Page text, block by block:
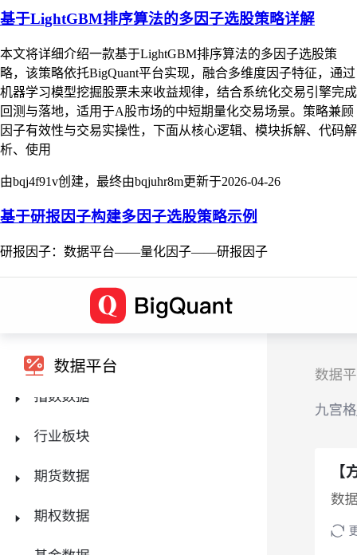
基于LightGBM排序算法的多因子选股策略详解
本文将详细介绍一款基于LightGBM排序算法的多因子选股策
略，该策略依托BigQuant平台实现，融合多维度因子特征，通过
机器学习模型挖掘股票未来收益规律，结合系统化交易引擎完成
回测与落地，适用于A股市场的中短期量化交易场景。策略兼顾
因子有效性与交易实操性，下面从核心逻辑、模块拆解、代码解
析、使用
由bqj4f91v创建，最终由bqjuhr8m更新于2026-04-26
基于研报因子构建多因子选股策略示例
研报因子：数据平台——量化因子——研报因子